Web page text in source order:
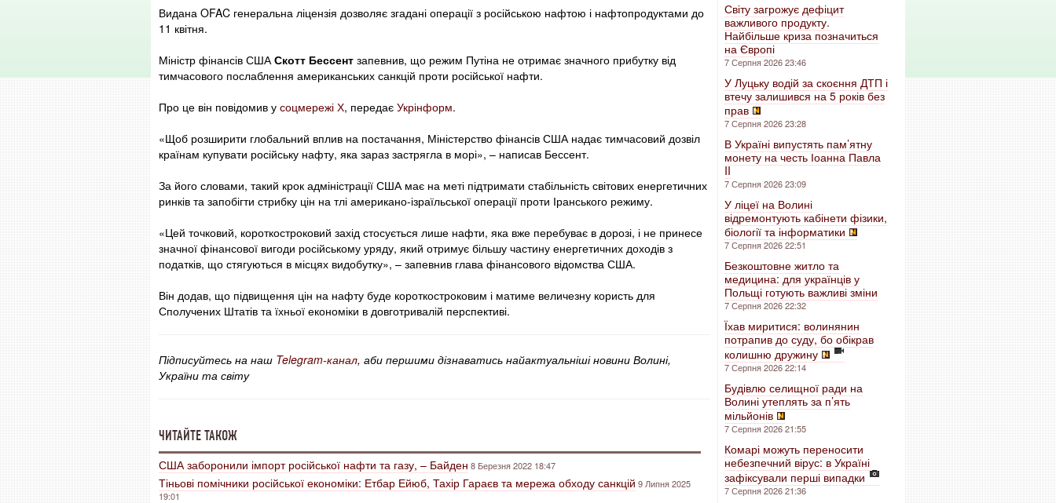
Видана OFAC генеральна ліцензія дозволяє згадані операції з російською нафтою і нафтопродуктами до
11 квітня.
Міністр фінансів СШАСкотт Бессент запевнив, що режим Путіна не отримає значного прибутку від
тимчасового послаблення американських санкцій проти російської нафти.
Про це він повідомив у соцмережі Х, передає Укрінформ.
«Щоб розширити глобальний вплив на постачання, Міністерство фінансів США надає тимчасовий дозвіл
країнам купувати російську нафту, яка зараз застрягла в морі», – написав Бессент.
За його словами, такий крок адміністрації США має на меті підтримати стабільність світових енергетичних
ринків та запобігти стрибку цін на тлі американо-ізраїльської операції проти Іранського режиму.
«Цей точковий, короткостроковий захід стосується лише нафти, яка вже перебуває в дорозі, і не принесе
значної фінансової вигоди російському уряду, який отримує більшу частину енергетичних доходів з
податків, що стягуються в місцях видобутку», – запевнив глава фінансового відомства США.
Він додав, що підвищення цін на нафту буде короткостроковим і матиме величезну користь для
Сполучених Штатів та їхньої економіки в довготривалій перспективі.
Підписуйтесь на наш Telegram-канал, аби першими дізнаватись найактуальніші новини Волині,
України та світу
ЧИТАЙТЕ ТАКОЖ
США заборонили імпорт російської нафти та газу, – Байден 8 Березня 2022 18:47
Тіньові помічники російської економіки: Етбар Ейюб, Тахір Гараєв та мережа обходу санкцій 9 Липня 2025
19:01
Світу загрожує дефіцит
важливого продукту.
Найбільше криза позначиться
на Європі
7 Серпня 2026 23:46
У Луцьку водій за скоєння ДТП і
втечу залишився на 5 років без
прав
7 Серпня 2026 23:28
В Україні випустять пам’ятну
монету на честь Іоанна Павла
II
7 Серпня 2026 23:09
У ліцеї на Волині
відремонтують кабінети фізики,
біології та інформатики
7 Серпня 2026 22:51
Безкоштовне житло та
медицина: для українців у
Польщі готують важливі зміни
7 Серпня 2026 22:32
Їхав миритися: волинянин
потрапив до суду, бо обікрав
колишню дружину
7 Серпня 2026 22:14
Будівлю селищної ради на
Волині утеплять за п’ять
мільйонів
7 Серпня 2026 21:55
Комарі можуть переносити
небезпечний вірус: в Україні
зафіксували перші випадки
7 Серпня 2026 21:36